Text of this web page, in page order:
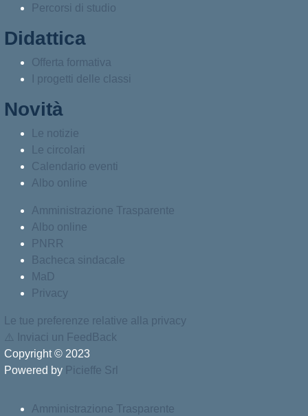
Percorsi di studio
Didattica
Offerta formativa
I progetti delle classi
Novità
Le notizie
Le circolari
Calendario eventi
Albo online
Amministrazione Trasparente
Albo online
PNRR
Bacheca sindacale
MaD
Privacy
Le tue preferenze relative alla privacy
⚠️
Inviaci un FeedBack
Copyright © 2023
Powered by Picieffe Srl
Amministrazione Trasparente